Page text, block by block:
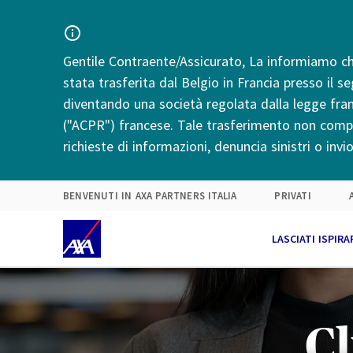
Gentile Contraente/Assicurato, La informiamo
stata trasferita dal Belgio in Francia presso il
diventando una società regolata dalla legge
("ACPR") francese. Tale trasferimento non
richieste di informazioni, denuncia sinistri o
BENVENUTI IN AXA PARTNERS ITALIA PRIVATI
LASCIATI
Scegli la tua
soluzione
Competenza
Chi Siamo